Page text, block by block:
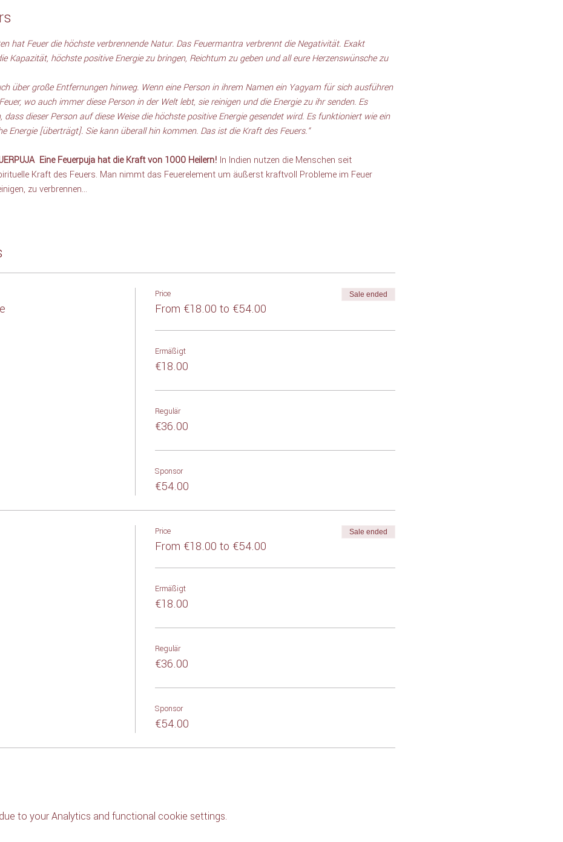
hat Feuer die höchste verbrennende Natur. Das Feuermantra verbrennt die Negativität. Exakt
Kapazität, höchste positive Energie zu bringen, Reichtum zu geben und all eure Herzenswünsche zu
über große Entfernungen hinweg. Wenn eine Person in ihrem Namen ein Yagyam für sich ausführen
wo auch immer diese Person in der Welt lebt, sie reinigen und die Energie zu ihr senden. Es
dieser Person auf diese Weise die höchste positive Energie gesendet wird. Es funktioniert wie ein
Energie [überträgt]. Sie kann überall hin kommen. Das ist die Kraft des Feuers.“
Eine Feuerpuja hat die Kraft von 1000 Heilern! In Indien nutzen die Menschen seit
Kraft des Feuers. Man nimmt das Feuerelement um äußerst kraftvoll Probleme im Feuer
zu verbrennen…
Price
From €18.00 to €54.00
Sale ended
Ermäßigt
€18.00
Regulär
€36.00
Sponsor
€54.00
Price
From €18.00 to €54.00
Sale ended
Ermäßigt
€18.00
Regulär
€36.00
Sponsor
€54.00
to your Analytics and functional cookie settings.